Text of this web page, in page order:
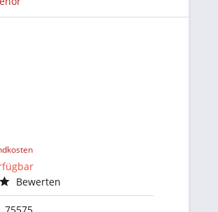
Bewerten